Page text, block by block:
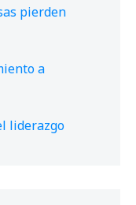
pierden
a
liderazgo